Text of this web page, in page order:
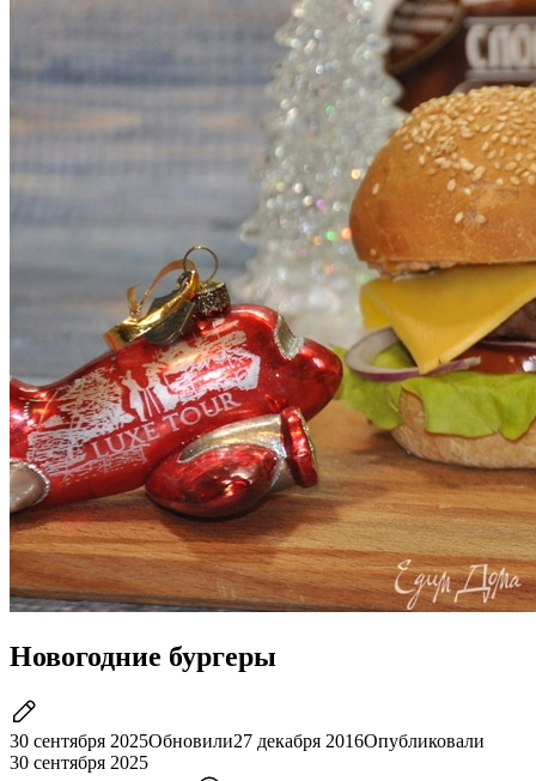
Новогодние бургеры
30 сентября 2025Обновили27 декабря 2016Опубликовали
30 сентября 2025